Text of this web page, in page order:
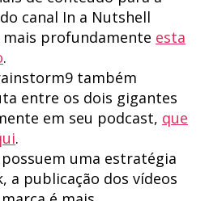
canal In a Nutshell
profundamente esta
.
também
entre os dois gigantes
em seu podcast, que
.
uma estratégia
a publicação dos vídeos